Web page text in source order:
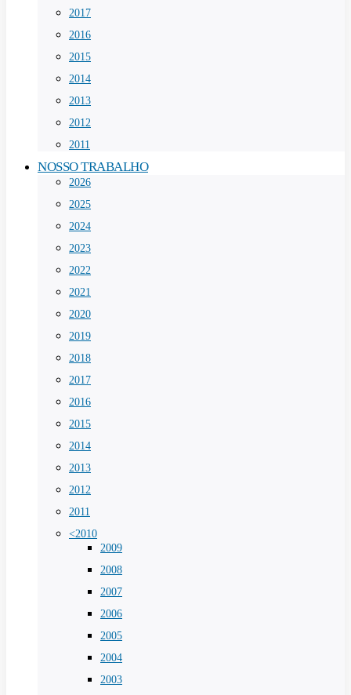
2017
2016
2015
2014
2013
2012
2011
NOSSO TRABALHO
2026
2025
2024
2023
2022
2021
2020
2019
2018
2017
2016
2015
2014
2013
2012
2011
<2010
2009
2008
2007
2006
2005
2004
2003